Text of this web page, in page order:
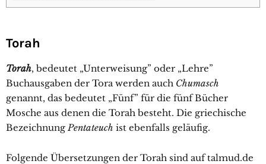
Torah
Torah, bedeutet „Unterweisung” oder „Lehre”
Buchausgaben der Tora werden auch Chumasch
genannt, das bedeutet „Fünf” für die fünf Bücher
Mosche aus denen die Torah besteht. Die griechische
Bezeichnung Pentateuch ist ebenfalls geläufig.
Folgende Übersetzungen der Torah sind auf talmud.de